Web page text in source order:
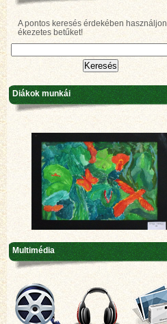
A pontos keresés érdekében használjon
ékezetes betűket!
Diákok munkái
Multimédia